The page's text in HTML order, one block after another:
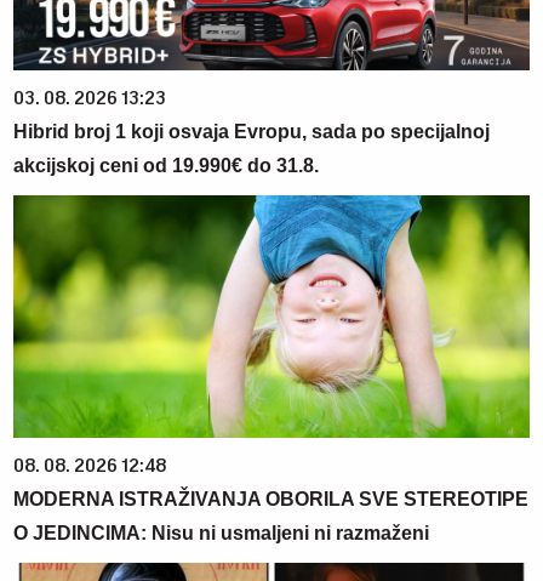
03. 08. 2026 13:23
Hibrid broj 1 koji osvaja Evropu, sada po specijalnoj
akcijskoj ceni od 19.990€ do 31.8.
08. 08. 2026 12:48
MODERNA ISTRAŽIVANJA OBORILA SVE STEREOTIPE
O JEDINCIMA: Nisu ni usmaljeni ni razmaženi